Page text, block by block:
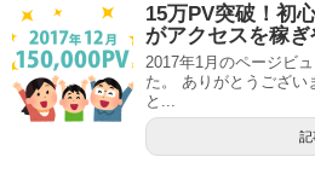
15万PV突破！初
がアクセスを稼
2017年1月のページビ
た。 ありがとうござい
と...
記